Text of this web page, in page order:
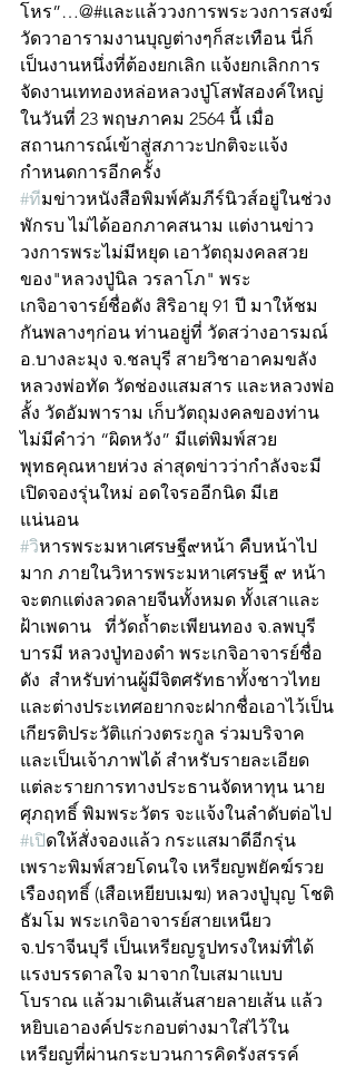
โหร”…@#และแล้ววงการพระวงการสงฆ์
วัดวาอารามงานบุญต่างๆก็สะเทือน นี่ก็
เป็นงานหนึ่งที่ต้องยกเลิก แจ้งยกเลิกการ
จัดงานเททองหล่อหลวงปู่โสฬสองค์ใหญ่
ในวันที่ 23 พฤษภาคม 2564 นี้ เมื่อ
สถานการณ์เข้าสู่สภาวะปกติจะแจ้ง
กำหนดการอีกครั้ง
#ทีมข่าวหนังสือพิมพ์คัมภีร์นิวส์อยู่ในช่วง
พักรบ ไม่ได้ออกภาคสนาม แต่งานข่าว
วงการพระไม่มีหยุด เอาวัตถุมงคลสวย
ของ"หลวงปู่นิล วรลาโภ" พระ
เกจิอาจารย์ชื่อดัง สิริอายุ 91 ปี มาให้ชม
กันพลางๆก่อน ท่านอยู่ที่ วัดสว่างอารมณ์
อ.บางละมุง จ.ชลบุรี สายวิชาอาคมขลัง
หลวงพ่อทัด วัดช่องแสมสาร และหลวงพ่อ
ลั้ง วัดอัมพาราม เก็บวัตถุมงคลของท่าน
ไม่มีคำว่า “ผิดหวัง” มีแต่พิมพ์สวย
พุทธคุณหายห่วง ล่าสุดข่าวว่ากำลังจะมี
เปิดจองรุ่นใหม่ อดใจรออีกนิด มีเฮ
แน่นอน
#วิหารพระมหาเศรษฐี๙หน้า คืบหน้าไป
มาก ภายในวิหารพระมหาเศรษฐี ๙ หน้า
จะตกแต่งลวดลายจีนทั้งหมด ทั้งเสาและ
ฝ้าเพดาน   ที่วัดถ้ำตะเพียนทอง จ.ลพบุรี
บารมี หลวงปู่ทองดำ พระเกจิอาจารย์ชื่อ
ดัง  สำหรับท่านผู้มีจิตศรัทธาทั้งชาวไทย
และต่างประเทศอยากจะฝากชื่อเอาไว้เป็น
เกียรติประวัติแก่วงตระกูล ร่วมบริจาค
และเป็นเจ้าภาพได้ สำหรับรายละเอียด
แต่ละรายการทางประธานจัดหาทุน นาย
ศุภฤทธิ์ พิมพระวัตร จะแจ้งในลำดับต่อไป
#เปิดให้สั่งจองแล้ว กระแสมาดีอีกรุ่น
เพราะพิมพ์สวยโดนใจ เหรียญพยัคฆ์รวย
เรืองฤทธิ์ (เสือเหยียบเมฆ) หลวงปู่บุญ โชติ
ธัมโม พระเกจิอาจารย์สายเหนียว
จ.ปราจีนบุรี เป็นเหรียญรูปทรงใหม่ที่ได้
แรงบรรดาลใจ มาจากใบเสมาแบบ
โบราณ แล้วมาเดินเส้นสายลายเส้น แล้ว
หยิบเอาองค์ประกอบต่างมาใส่ไว้ใน
เหรียญที่ผ่านกระบวนการคิดรังสรรค์